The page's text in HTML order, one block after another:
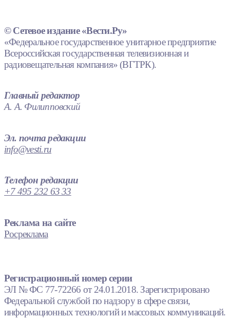
© Сетевое издание «Вести.Ру»
«Федеральное государственное унитарное предприятие
Всероссийская государственная телевизионная и
радиовещательная компания» (ВГТРК).
Главный редактор
А. А. Филипповский
Эл. почта редакции
info@vesti.ru
Телефон редакции
+7 495 232 63 33
Реклама на сайте
Росреклама
Регистрационный номер серии
ЭЛ № ФС 77-72266 от 24.01.2018. Зарегистрировано
Федеральной службой по надзору в сфере связи,
информационных технологий и массовых коммуникаций.